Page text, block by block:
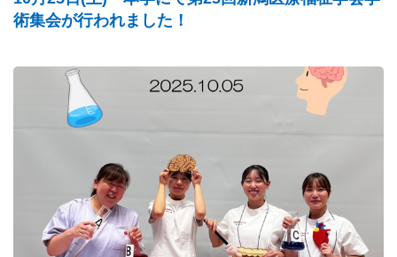
術集会が行われました！